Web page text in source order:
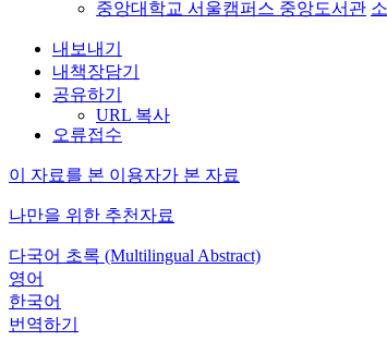
중앙대학교 서울캠퍼스 중앙도서관
내보내기
내책장담기
공유하기
URL 복사
오류접수
이 자료를 본 이용자가 본 자료
나만을 위한 추천자료
다국어 초록 (Multilingual Abstract)
영어
한국어
번역하기